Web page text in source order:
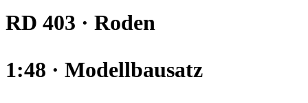
RD 403 · Roden
1:48 · Modellbausatz